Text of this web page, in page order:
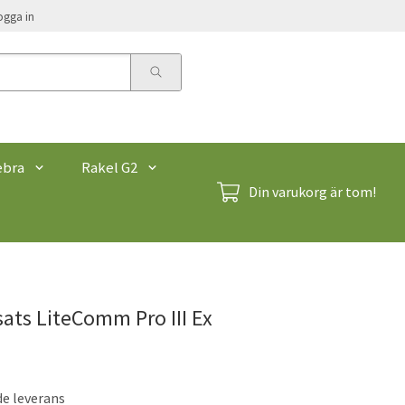
in
Rakel G2
Din varukorg är tom!
LiteComm Pro III Ex
leverans